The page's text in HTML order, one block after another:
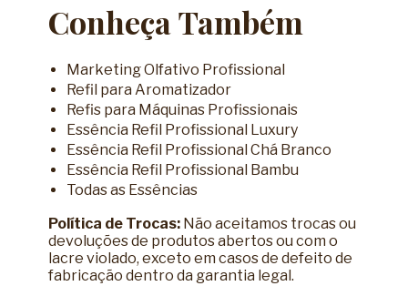
Conheça Também
Marketing Olfativo Profissional
Refil para Aromatizador
Refis para Máquinas Profissionais
Essência Refil Profissional Luxury
Essência Refil Profissional Chá Branco
Essência Refil Profissional Bambu
Todas as Essências
Política de Trocas: Não aceitamos trocas ou
devoluções de produtos abertos ou com o
lacre violado, exceto em casos de defeito de
fabricação dentro da garantia legal.